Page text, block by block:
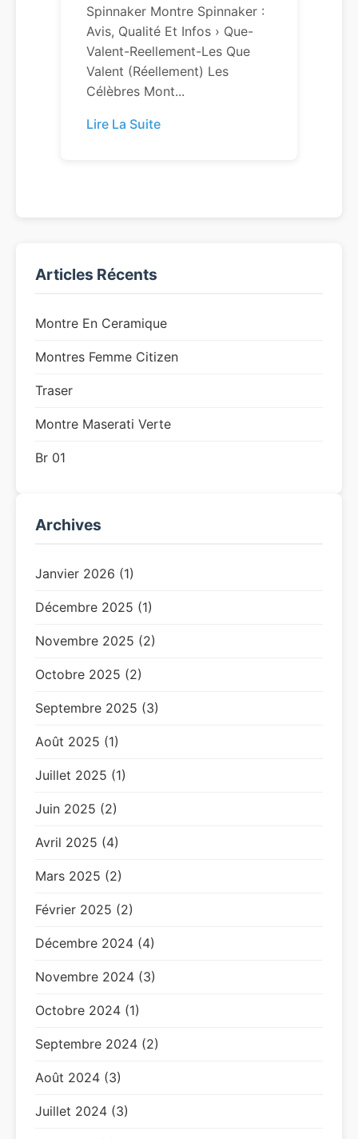
Spinnaker Montre Spinnaker :
Avis, Qualité Et Infos › Que-
Valent-Reellement-Les Que
Valent (réellement) Les
Célèbres Mont...
Lire La Suite
Articles Récents
Montre En Ceramique
Montres Femme Citizen
Traser
Montre Maserati Verte
Br 01
Archives
Janvier 2026 (1)
Décembre 2025 (1)
Novembre 2025 (2)
Octobre 2025 (2)
Septembre 2025 (3)
Août 2025 (1)
Juillet 2025 (1)
Juin 2025 (2)
Avril 2025 (4)
Mars 2025 (2)
Février 2025 (2)
Décembre 2024 (4)
Novembre 2024 (3)
Octobre 2024 (1)
Septembre 2024 (2)
Août 2024 (3)
Juillet 2024 (3)